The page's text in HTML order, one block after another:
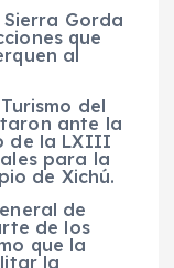
Gorda
que
al
del
ante la
de la LXIII
para la
de Xichú.
de
de los
que la
la